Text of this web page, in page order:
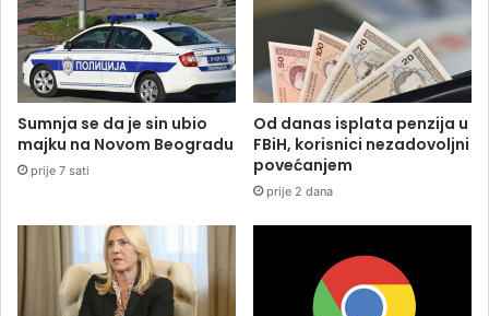
Sumnja se da je sin ubio
majku na Novom Beogradu
prije 7 sati
Od danas isplata penzija u
FBiH, korisnici nezadovoljni
povećanjem
prije 2 dana